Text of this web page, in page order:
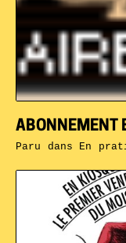
ABONNEMENT
Paru dans En